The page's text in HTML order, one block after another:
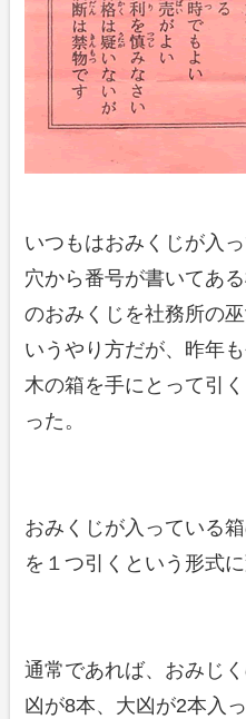
いつもはおみくじが入
穴から番号が書いてあ
のおみくじを社務所の
いうやり方だが、昨年
木の箱を手にとって引
った。
おみくじが入っている
を１つ引くという形式に
通常であれば、おみじ
凶が8本、大凶が2本入